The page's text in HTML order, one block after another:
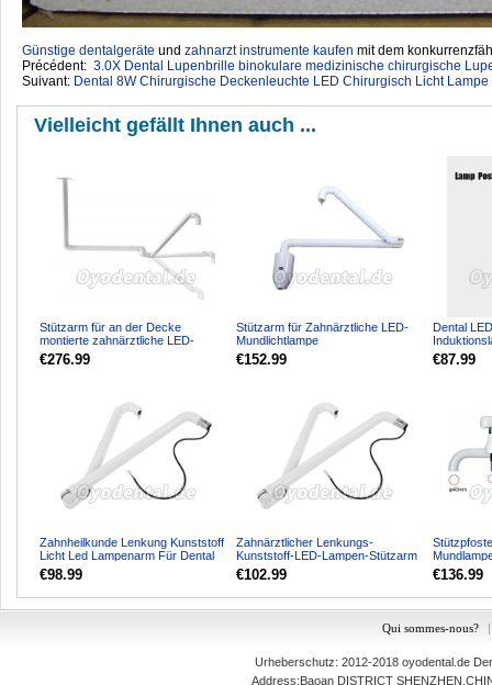
Günstige dentalgeräte ‎ und zahnarzt instrumente kaufen mit dem
Précédent: 3.0X Dental Lupenbrille binokulare medizinische chirurgische
Suivant: Dental 8W Chirurgische Deckenleuchte LED Chirurgisch Licht Lampe
Vielleicht gefällt Ihnen auch ...
Stützarm für an der Decke
montierte zahnärztliche LED-
Mundlicht-Untersuchungslam...
€276.99
Stützarm für Zahnärztliche LED-
Mundlichtlampe
Aluminiumschalenrahmen
Langlebig
€152.99
Dental
€87.99
Zahnheilkunde Lenkung Kunststoff
Licht Led Lampenarm Für Dental
Unit Stuhl mit O...
€98.99
Zahnärztlicher Lenkungs-
Kunststoff-LED-Lampen-Stützarm
für Behandlungsstuhl mit ...
€102.99 €136.99
Qui sommes-nous? |
Urheberschutz: 2012-2018 oyodental.de
Address:Baoan DISTRICT